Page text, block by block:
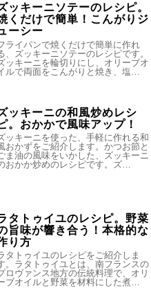
ッキーニソテーのレシピ。
くだけで簡単！こんがりジ
ーシー
ライパンで焼くだけで簡単に作れ
、ズッキーニソテーのレシピです。
ッキーニを輪切りにし、オリーブオ
ルで両面をこんがりと焼き、塩…
ッキーニの和風炒めレシ
。おかかで風味アップ！
ッキーニを使った、手軽に作れる和
おかずをご紹介します。かつお節と
ま油の風味をいかした、ズッキーニ
おかか炒めのレシピです。ズ…
タトゥイユのレシピ。野菜
旨味が響き合う！本格的な
り方
タトゥイユのレシピをご紹介しま
。ラタトゥイユとは、南フランスの
ロヴァンス地方の伝統料理で、オリ
ブオイルと野菜を材料にした煮…